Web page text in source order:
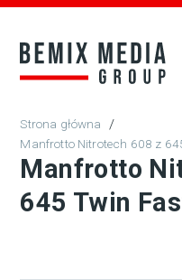
/
Manfrotto Nitrotech 608 z
Manfrotto
645 Twin